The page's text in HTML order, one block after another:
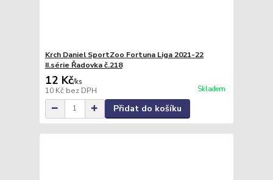
Krch Daniel SportZoo Fortuna Liga 2021-22
II.série Řadovka č.218
12 Kč/ks
10 Kč bez DPH Skladem
Přidat do košíku